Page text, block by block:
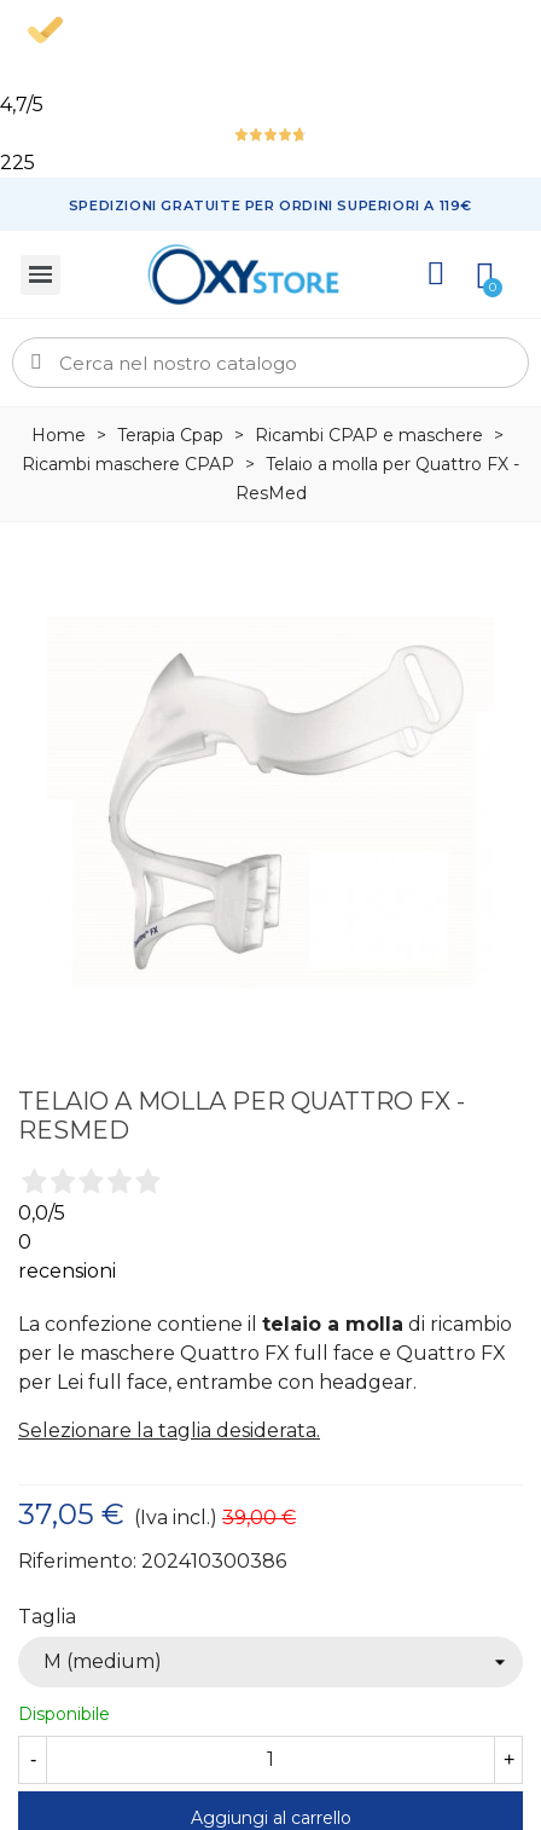
4,7/5
225
SPEDIZIONI GRATUITE PER ORDINI SUPERIORI A 119€
Home > Terapia Cpap > Ricambi CPAP e maschere
>
Ricambi maschere CPAP
> Telaio a molla per Quattro FX -
ResMed
TELAIO A MOLLA PER QUATTRO FX -
RESMED
0,0/5
0
recensioni
La confezione contiene il telaio a molla di ricambio
per le maschere Quattro FX full face e Quattro FX
per Lei full face, entrambe con headgear.
Selezionare la taglia desiderata.
37,05 € (Iva incl.) 39,00 €
Riferimento: 202410300386
Taglia
Disponibile
- +
Aggiungi al carrello